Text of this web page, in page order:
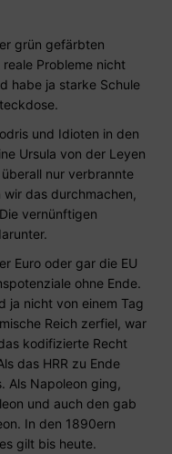
grün gefärbten
Probleme nicht
habe ja starke Schule
und Idioten in den
Ursula von der Leyen
nur verbrannte
das durchmachen,
vernünftigen
Euro oder gar die EU
ohne Ende.
ja nicht von einem Tag
Reich zerfiel, war
kodifizierte Recht
das HRR zu Ende
Als Napoleon ging,
und auch den gab
In den 1890ern
gilt bis heute.